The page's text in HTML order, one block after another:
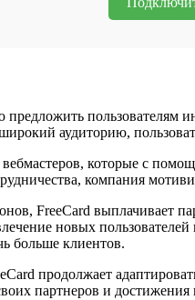
пользователям
аудиторию,
которые с
компания
FreeCard выплачивает
новых
больше клиентов.
продолжает
партнеров и достижения